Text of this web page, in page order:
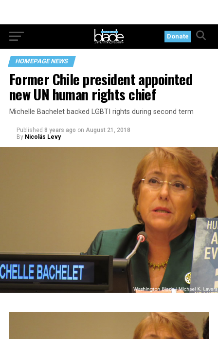
Donate
HOMEPAGE NEWS
Former Chile president appointed
new UN human rights chief
Michelle Bachelet backed LGBTI rights during second term
Published 8 years ago on August 21, 2018
By Nicolás Levy